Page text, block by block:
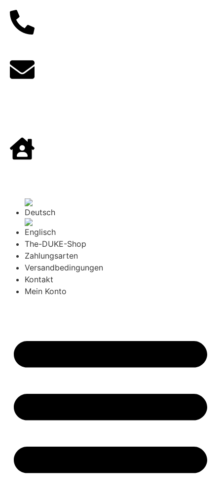
The-DUKE-Shop
Zahlungsarten
Versandbedingungen
Kontakt
Mein Konto